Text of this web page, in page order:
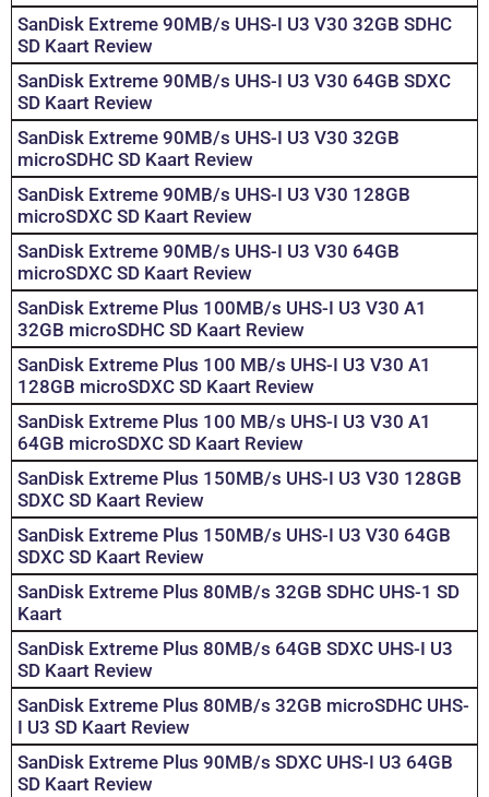
SanDisk Extreme 90MB/s UHS-I U3 V30 32GB SDHC
SD Kaart Review
SanDisk Extreme 90MB/s UHS-I U3 V30 64GB SDXC
SD Kaart Review
SanDisk Extreme 90MB/s UHS-I U3 V30 32GB
microSDHC SD Kaart Review
SanDisk Extreme 90MB/s UHS-I U3 V30 128GB
microSDXC SD Kaart Review
SanDisk Extreme 90MB/s UHS-I U3 V30 64GB
microSDXC SD Kaart Review
SanDisk Extreme Plus 100MB/s UHS-I U3 V30 A1
32GB microSDHC SD Kaart Review
SanDisk Extreme Plus 100 MB/s UHS-I U3 V30 A1
128GB microSDXC SD Kaart Review
SanDisk Extreme Plus 100 MB/s UHS-I U3 V30 A1
64GB microSDXC SD Kaart Review
SanDisk Extreme Plus 150MB/s UHS-I U3 V30 128GB
SDXC SD Kaart Review
SanDisk Extreme Plus 150MB/s UHS-I U3 V30 64GB
SDXC SD Kaart Review
SanDisk Extreme Plus 80MB/s 32GB SDHC UHS-1 SD
Kaart
SanDisk Extreme Plus 80MB/s 64GB SDXC UHS-I U3
SD Kaart Review
SanDisk Extreme Plus 80MB/s 32GB microSDHC UHS-
I U3 SD Kaart Review
SanDisk Extreme Plus 90MB/s SDXC UHS-I U3 64GB
SD Kaart Review